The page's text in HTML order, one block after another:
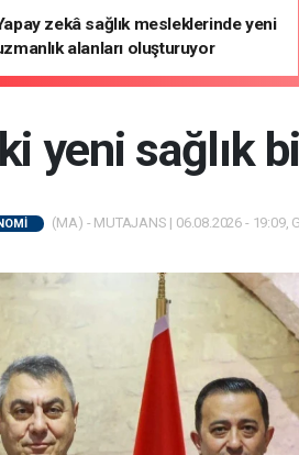
zekâ sağlık mesleklerinde yeni
alanları oluşturuyor
yeni sağlık
(MA) - MUTAJANS | 06.08.2026 - 19:09,